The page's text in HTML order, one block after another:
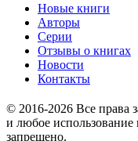
Новые книги
Авторы
Серии
Отзывы о книгах
Новости
Контакты
© 2016-2026 Все права
и любое использование
запрещено.